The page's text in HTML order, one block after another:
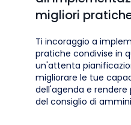
migliori
Ti incoraggio a
pratiche condivise in
un'attenta
migliorare le tue
dell'agenda e
del consiglio di